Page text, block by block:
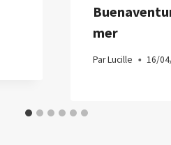
mer
ParLucille 16/